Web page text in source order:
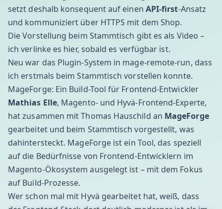
setzt deshalb konsequent auf einen API-first-Ansatz
und kommuniziert über HTTPS mit dem Shop.
Die Vorstellung beim Stammtisch gibt es als Video –
ich verlinke es hier, sobald es verfügbar ist.
Neu war das Plugin-System in mage-remote-run, dass
ich erstmals beim Stammtisch vorstellen konnte.
MageForge: Ein Build-Tool für Frontend-Entwickler
Mathias Elle, Magento- und Hyvä-Frontend-Experte,
hat zusammen mit Thomas Hauschild an MageForge
gearbeitet und beim Stammtisch vorgestellt, was
dahintersteckt. MageForge ist ein Tool, das speziell
auf die Bedürfnisse von Frontend-Entwicklern im
Magento-Ökosystem ausgelegt ist – mit dem Fokus
auf Build-Prozesse.
Wer schon mal mit Hyvä gearbeitet hat, weiß, dass